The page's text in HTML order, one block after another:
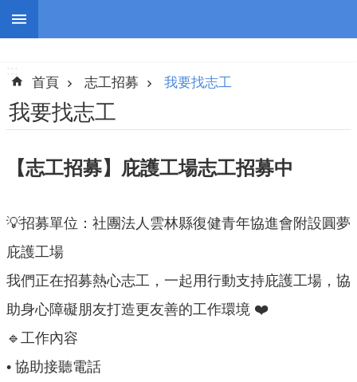
跳到主要內容區塊
搜
認
我
工
團
布
:::
首頁 志工招募 我要找志工
我要找志工
【志工招募】庇護工場志工招募中
💡招募單位：社團法人雲林縣復健青年協進會附設圓夢
庇護工場
我們正在招募熱心志工，一起用行動支持庇護工場，協
助身心障礙朋友打造更友善的工作環境 ❤️
🔹工作內容
• 協助接聽電話